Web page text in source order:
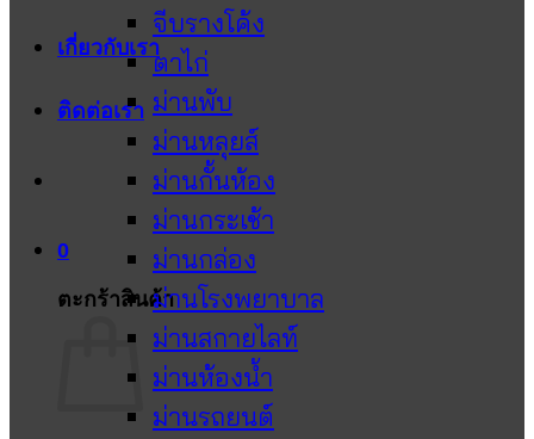
เกี่ยวกับเรา
ติดต่อเรา
0
ตะกร้าสินค้า
จีบรางโค้ง
ตาไก่
ม่านพับ
ม่านหลุยส์
ม่านกั้นห้อง
ม่านกระเช้า
ม่านกล่อง
ม่านโรงพยาบาล
ม่านสกายไลท์
ม่านห้องน้ำ
ม่านรถยนต์